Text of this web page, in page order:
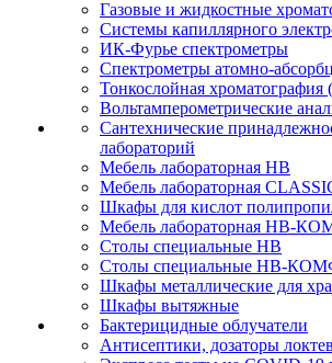
Газовые и жидкостные
Системы капиллярного
ИК-Фурье спектрометры
Спектрометры атомно-
Тонкослойная
Вольтамперометрические
Сантехнические
лабораторий
Мебель лабораторная НВ
Мебель лабораторная
Шкафы для кислот
Мебель лабораторная НВ-
Столы специальные НВ
Столы специальные НВ-
Шкафы металлические для
Шкафы вытяжные
Бактерицидные облучатели
Антисептики, дозаторы